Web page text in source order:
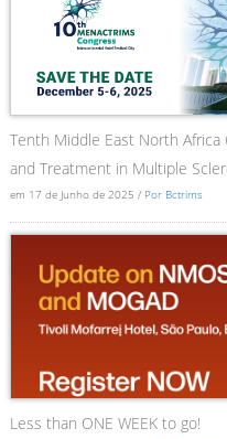
Tenth Middle East North
and Treatment in Multiple
em 17 de Junho de 2025 / Por Bctrims
Less than ONE WEEK to go!